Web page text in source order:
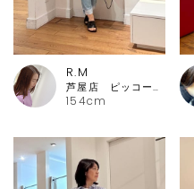
154cm
R.M
芦屋店 ピッコーネ・ピッコーネクラブ